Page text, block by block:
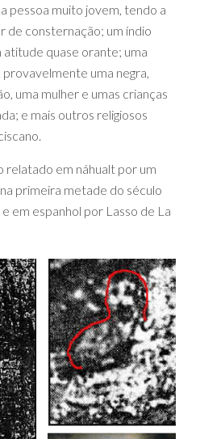
pessoa muito jovem, tendo a
de consternação; um índio
quase orante; uma
uma negra,
uma mulher e umas crianças
e mais outros religiosos
relatado em náhualt por um
primeira metade do século
em espanhol por Lasso de La